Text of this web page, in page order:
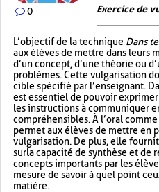
0 Exercice de
L’objectif de la technique Dans
aux élèves de mettre dans leurs
d’un concept, d’une théorie ou
problèmes. Cette vulgarisation
cible spécifié par l’enseignant.
est essentiel de pouvoir
les instructions à communiquer
compréhensibles. À l’oral
permet aux élèves de mettre en
vulgarisation. De plus, elle
sur la capacité de synthèse et
concepts importants par les
mesure de savoir à quel point
matière.